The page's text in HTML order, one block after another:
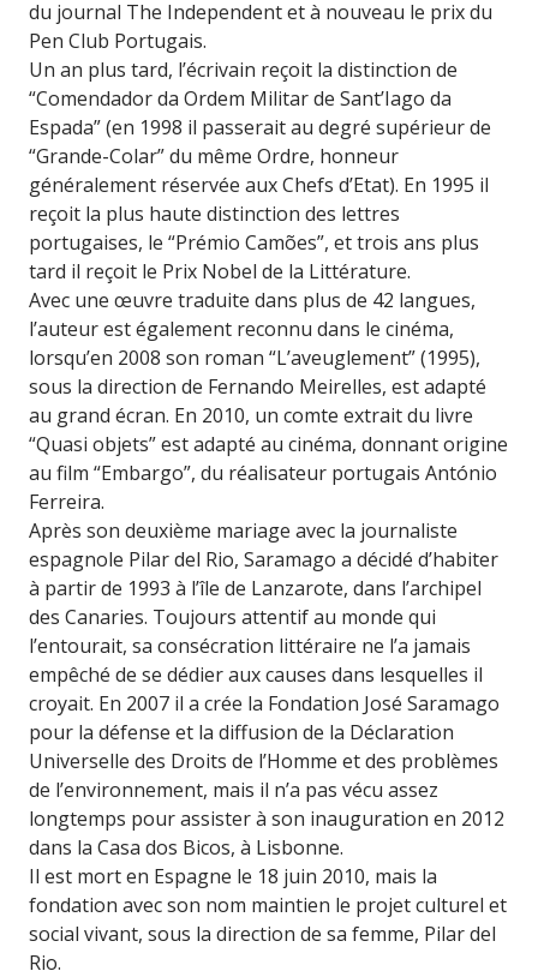
du journal The Independent et à nouveau le prix du
Pen Club Portugais.
Un an plus tard, l’écrivain reçoit la distinction de
“Comendador da Ordem Militar de Sant’Iago da
Espada” (en 1998 il passerait au degré supérieur de
“Grande-Colar” du même Ordre, honneur
généralement réservée aux Chefs d’Etat). En 1995 il
reçoit la plus haute distinction des lettres
portugaises, le “Prémio Camões”, et trois ans plus
tard il reçoit le Prix Nobel de la Littérature.
Avec une œuvre traduite dans plus de 42 langues,
l’auteur est également reconnu dans le cinéma,
lorsqu’en 2008 son roman “L’aveuglement” (1995),
sous la direction de Fernando Meirelles, est adapté
au grand écran. En 2010, un comte extrait du livre
“Quasi objets” est adapté au cinéma, donnant origine
au film “Embargo”, du réalisateur portugais António
Ferreira.
Après son deuxième mariage avec la journaliste
espagnole Pilar del Rio, Saramago a décidé d’habiter
à partir de 1993 à l’île de Lanzarote, dans l’archipel
des Canaries. Toujours attentif au monde qui
l’entourait, sa consécration littéraire ne l’a jamais
empêché de se dédier aux causes dans lesquelles il
croyait. En 2007 il a crée la Fondation José Saramago
pour la défense et la diffusion de la Déclaration
Universelle des Droits de l’Homme et des problèmes
de l’environnement, mais il n’a pas vécu assez
longtemps pour assister à son inauguration en 2012
dans la Casa dos Bicos, à Lisbonne.
Il est mort en Espagne le 18 juin 2010, mais la
fondation avec son nom maintien le projet culturel et
social vivant, sous la direction de sa femme, Pilar del
Rio.